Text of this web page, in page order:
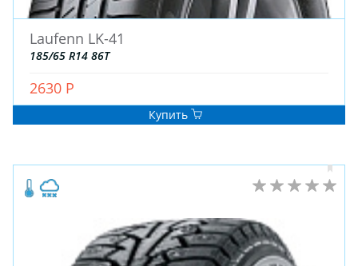
Laufenn LK-41
185/65 R14 86T
2630 Р
Купить